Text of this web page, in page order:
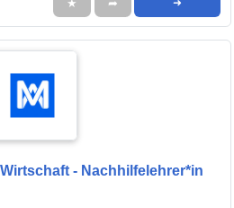
★ ➦ ➜
- Nachhilfelehrer*in